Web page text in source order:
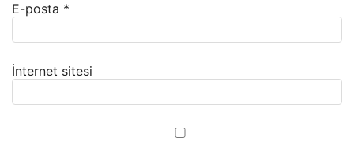
E-posta *
İnternet sitesi